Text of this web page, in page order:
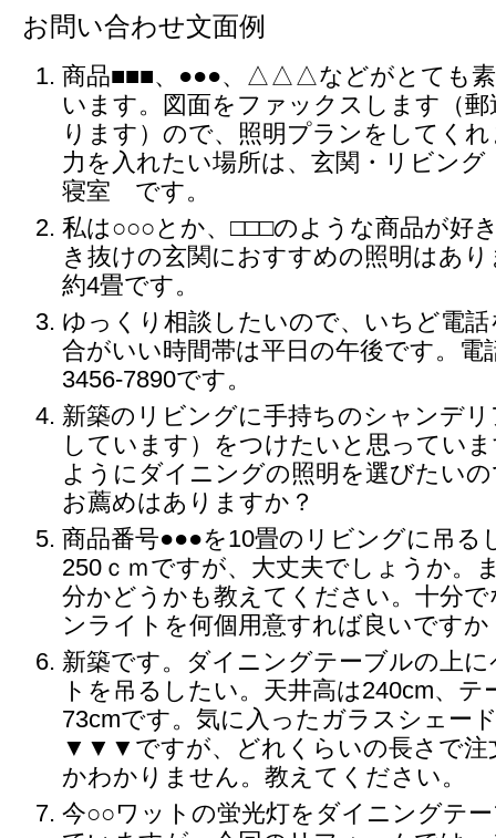
お問い合わせ文面例
商品■■■、●●●、△△△などがとても素
います。図面をファックスします（
ります）ので、照明プランをしてく
力を入れたい場所は、玄関・リビン
寝室 です。
私は○○○とか、□□□のような商品が好
き抜けの玄関におすすめの照明はあ
約4畳です。
ゆっくり相談したいので、いちど電
合がいい時間帯は平日の午後です。
3456-7890です。
新築のリビングに手持ちのシャンデ
しています）をつけたいと思ってい
ようにダイニングの照明を選びたい
お薦めはありますか？
商品番号●●●を10畳のリビングに吊る
250ｃｍですが、大丈夫でしょうか。
分かどうかも教えてください。十分
ンライトを何個用意すれば良いですか
新築です。ダイニングテーブルの上
トを吊るしたい。天井高は240cm、
73cmです。気に入ったガラスシェ
▼▼▼ですが、どれくらいの長さで注
かわかりません。教えてください。
今○○ワットの蛍光灯をダイニングテ